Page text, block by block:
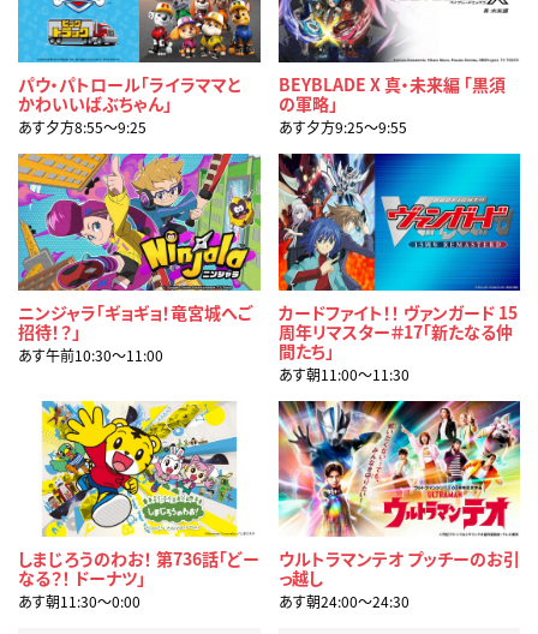
パウ・パトロール「ライラママと
かわいいばぶちゃん」
あす夕方8:55〜9:25
BEYBLADE X 真・未来編 「黒須
の軍略」
あす夕方9:25〜9:55
ニンジャラ「ギョギョ！竜宮城へご
招待！？」
あす午前10:30〜11:00
カードファイト！！ ヴァンガード 15
周年リマスター＃17「新たなる仲
間たち」
あす朝11:00〜11:30
しまじろうのわお！ 第736話「どー
なる？！ ドーナツ」
あす朝11:30〜0:00
ウルトラマンテオ プッチーのお引
っ越し
あす朝24:00〜24:30